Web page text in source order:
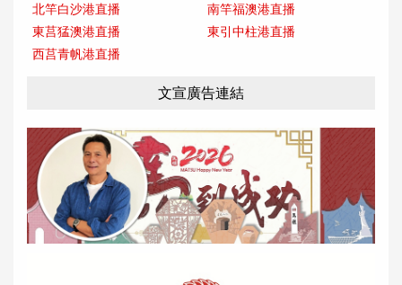
北竿白沙港直播
南竿福澳港直播
東莒猛澳港直播
東引中柱港直播
西莒青帆港直播
文宣廣告連結